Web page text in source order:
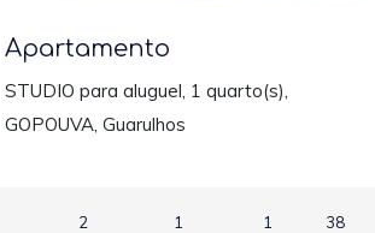
Apartamento
STUDIO para aluguel, 1 quarto(s),
GOPOUVA, Guarulhos
2
1
1
38